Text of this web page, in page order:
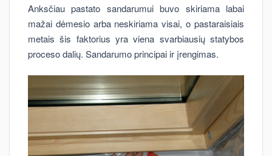
Anksčiau pastato sandarumui buvo skiriama labai
mažai dėmesio arba neskiriama visai, o pastaraisiais
metais šis faktorius yra viena svarbiausių statybos
proceso dalių. Sandarumo principai ir įrengimas.